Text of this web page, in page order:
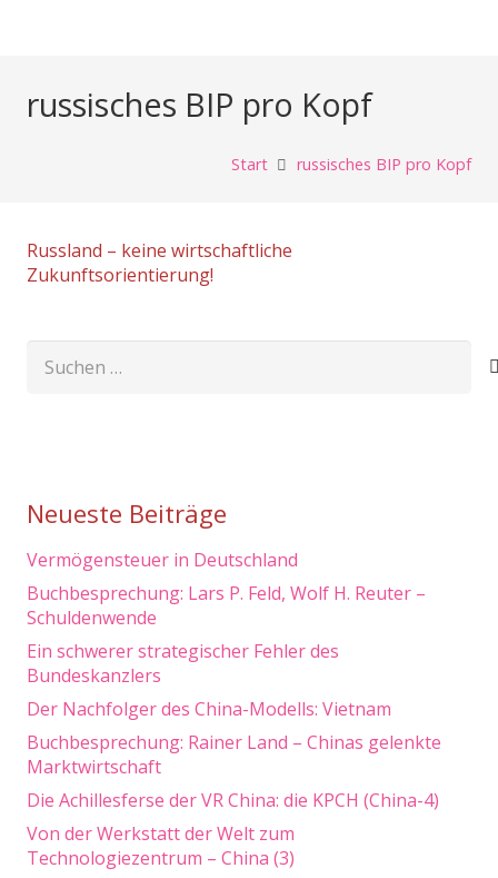
russisches BIP pro Kopf
Start russisches BIP pro Kopf
Russland – keine wirtschaftliche
Zukunftsorientierung!
Suchen
Neueste Beiträge
Vermögensteuer in Deutschland
Buchbesprechung: Lars P. Feld, Wolf H. Reuter –
Schuldenwende
Ein schwerer strategischer Fehler des
Bundeskanzlers
Der Nachfolger des China-Modells: Vietnam
Buchbesprechung: Rainer Land – Chinas gelenkte
Marktwirtschaft
Die Achillesferse der VR China: die KPCH (China-4)
Von der Werkstatt der Welt zum
Technologiezentrum – China (3)